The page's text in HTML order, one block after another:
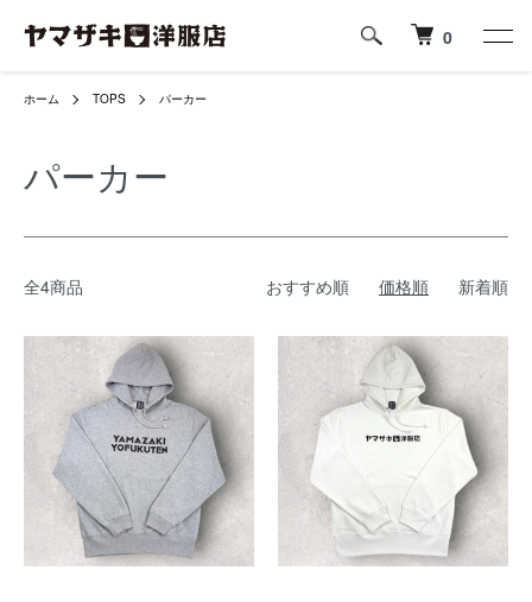
0
ホーム TOPS パーカー
パーカー
全4商品 おすすめ順 価格順 新着順